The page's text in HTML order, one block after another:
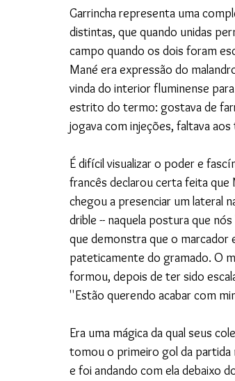
Garrincha representa uma
distintas, que quando unidas
campo quando os dois foram
Mané era expressão do
vinda do interior fluminense
estrito do termo: gostava de
jogava com injeções, faltava
É difícil visualizar o poder e
francês declarou certa feita que
chegou a presenciar um lateral
drible -- naquela postura que
que demonstra que o marcador
pateticamente do gramado. O
formou, depois de ter sido
''Estão querendo acabar com
Era uma mágica da qual seus
tomou o primeiro gol da partida
e foi andando com ela debaixo